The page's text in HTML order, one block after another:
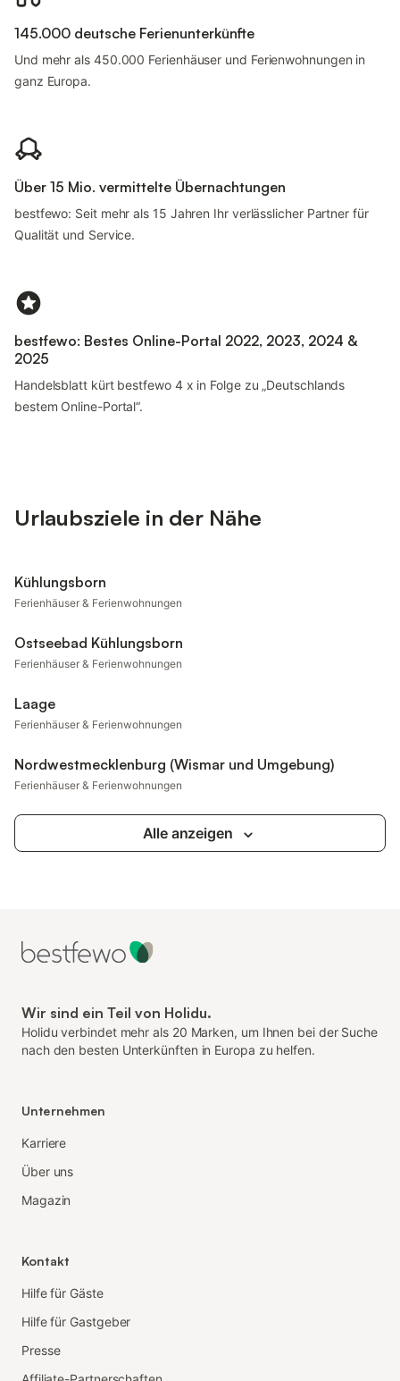
145.000 deutsche Ferienunterkünfte
Und mehr als 450.000 Ferienhäuser und Ferienwohnungen in
ganz Europa.
Über 15 Mio. vermittelte Übernachtungen
bestfewo: Seit mehr als 15 Jahren Ihr verlässlicher Partner für
Qualität und Service.
bestfewo: Bestes Online-Portal 2022, 2023, 2024 &
2025
Handelsblatt kürt bestfewo 4 x in Folge zu „Deutschlands
bestem Online-Portal“.
Urlaubsziele in der Nähe
Kühlungsborn
Ferienhäuser & Ferienwohnungen
Ostseebad Kühlungsborn
Ferienhäuser & Ferienwohnungen
Laage
Ferienhäuser & Ferienwohnungen
Nordwestmecklenburg (Wismar und Umgebung)
Ferienhäuser & Ferienwohnungen
Alle anzeigen
Wir sind ein Teil von Holidu.
Holidu verbindet mehr als 20 Marken, um Ihnen bei der Suche
nach den besten Unterkünften in Europa zu helfen.
Unternehmen
Karriere
Über uns
Magazin
Kontakt
Hilfe für Gäste
Hilfe für Gastgeber
Presse